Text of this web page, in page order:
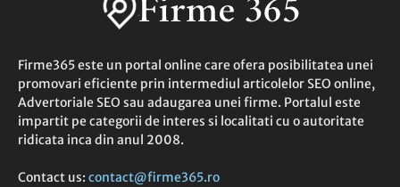
Firme365 este un portal online care ofera posibilitatea unei
promovari eficiente prin intermediul articolelor SEO online,
Advertoriale SEO sau adaugarea unei firme. Portalul este
impartit pe categorii de interes si localitati cu o autoritate
ridicata inca din anul 2008.
Contact us: contact@firme365.ro